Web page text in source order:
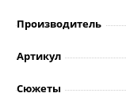
Производитель
Артикул
Сюжеты